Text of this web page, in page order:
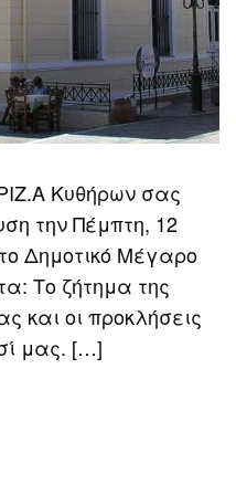
Κυθήρων σας
την Πέμπτη, 12
Δημοτικό Μέγαρο
Το ζήτημα της
και οι προκλήσεις
μας. […]